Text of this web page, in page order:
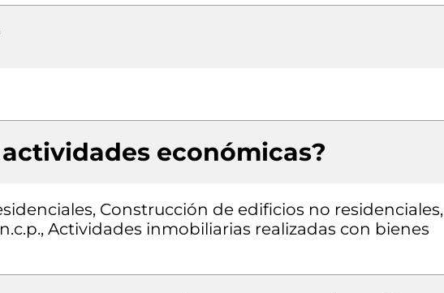
actividades económicas?
Construcción de edificios no residenciales,
Actividades inmobiliarias realizadas con bienes